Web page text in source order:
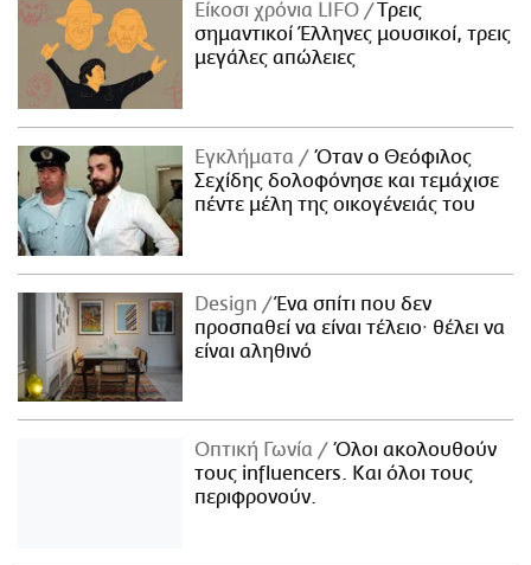
Είκοσι χρόνια LIFO
Tρεις
σημαντικοί Έλληνες μουσικοί, τρεις
μεγάλες απώλειες
Εγκλήματα
Όταν ο Θεόφιλος
Σεχίδης δολοφόνησε και τεμάχισε
πέντε μέλη της οικογένειάς του
Design
Ένα σπίτι που δεν
προσπαθεί να είναι τέλειο· θέλει να
είναι αληθινό
Οπτική Γωνία
Όλοι ακολουθούν
τους influencers. Και όλοι τους
περιφρονούν.